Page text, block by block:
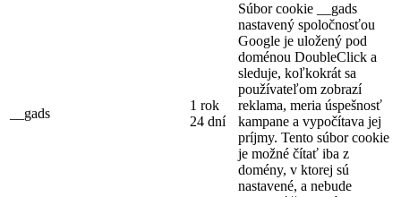
__gads
1 rok
24 dní
Súbor cookie __gads
nastavený spoločnosťou
Google je uložený pod
doménou DoubleClick a
sleduje, koľkokrát sa
používateľom zobrazí
reklama, meria úspešnosť
kampane a vypočítava jej
príjmy. Tento súbor cookie
je možné čítať iba z
domény, v ktorej sú
nastavené, a nebude